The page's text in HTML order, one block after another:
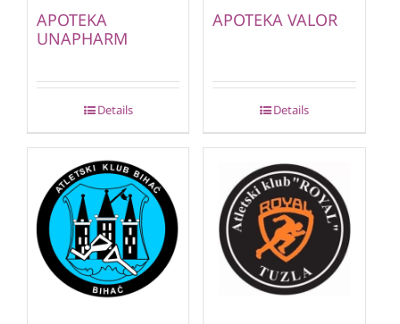
APOTEKA
UNAPHARM
Details
APOTEKA VALOR
Details